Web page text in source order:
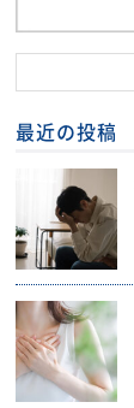
最近の投稿